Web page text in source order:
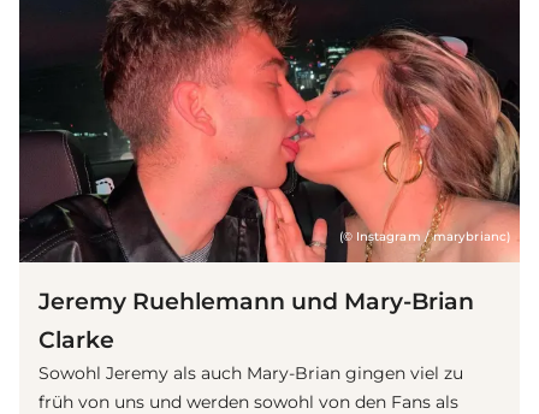
(© Instagram / marybrianc)
Jeremy Ruehlemann und Mary-Brian
Clarke
Sowohl Jeremy als auch Mary-Brian gingen viel zu
früh von uns und werden sowohl von den Fans als